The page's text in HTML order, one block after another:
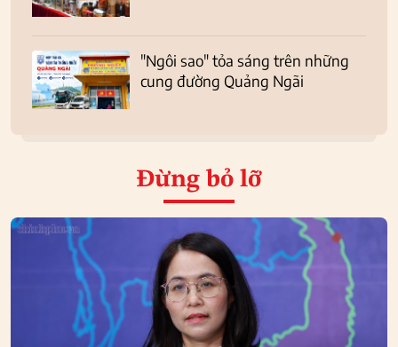
"Ngôi sao" tỏa sáng trên những
cung đường Quảng Ngãi
Đừng bỏ lỡ